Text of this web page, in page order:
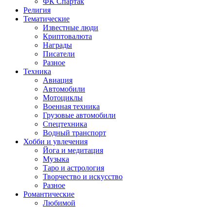
Религия
Тематические
Известные люди
Криптовалюта
Награды
Писатели
Разное
Техника
Авиация
Автомобили
Мотоциклы
Военная техника
Грузовые автомобили
Спецтехника
Водный транспорт
Хобби и увлечения
Йога и медитация
Музыка
Таро и астрология
Творчество и искусство
Разное
Романтические
Любимой